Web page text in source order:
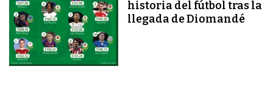
historia del fútbol tras la
llegada de Diomandé